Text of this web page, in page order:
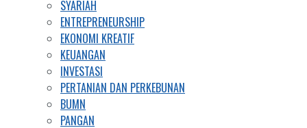
SYARIAH
ENTREPRENEURSHIP
EKONOMI KREATIF
KEUANGAN
INVESTASI
PERTANIAN DAN PERKEBUNAN
BUMN
PANGAN